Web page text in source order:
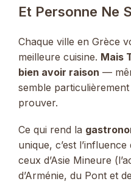
Et Personne Ne
Chaque ville en Grèce
meilleure cuisine. Mais
bien avoir raison —
semble
prouver.
Ce qui rend la
unique, c’est
ceux d’Asie Mineure
d’Arménie, du Pont et